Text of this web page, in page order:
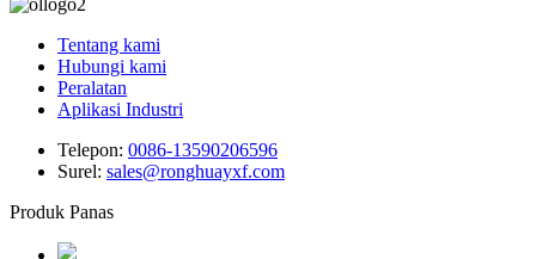
Tentang kami
Hubungi kami
Peralatan
Aplikasi Industri
Telepon: 0086-13590206596
Surel: sales@ronghuayxf.com
Produk Panas